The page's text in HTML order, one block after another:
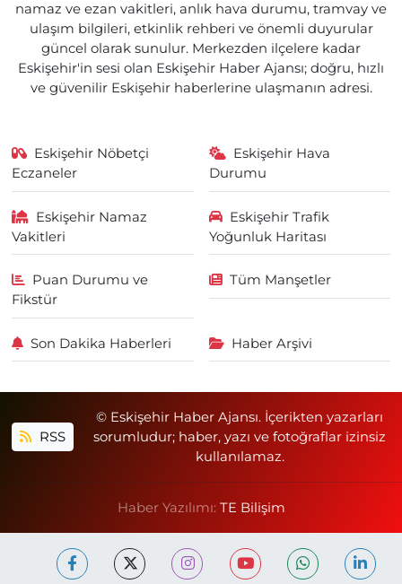
namaz ve ezan vakitleri, anlık hava durumu, tramvay ve
ulaşım bilgileri, etkinlik rehberi ve önemli duyurular
güncel olarak sunulur. Merkezden ilçelere kadar
Eskişehir'in sesi olan Eskişehir Haber Ajansı; doğru, hızlı
ve güvenilir Eskişehir haberlerine ulaşmanın adresi.
Eskişehir Nöbetçi
Eczaneler
Eskişehir Hava
Durumu
Eskişehir Namaz
Vakitleri
Eskişehir Trafik
Yoğunluk Haritası
Puan Durumu ve
Fikstür
Tüm Manşetler
Son Dakika Haberleri Haber Arşivi
RSS
© Eskişehir Haber Ajansı. İçerikten yazarları
sorumludur; haber, yazı ve fotoğraflar izinsiz
kullanılamaz.
Haber Yazılımı: TE Bilişim